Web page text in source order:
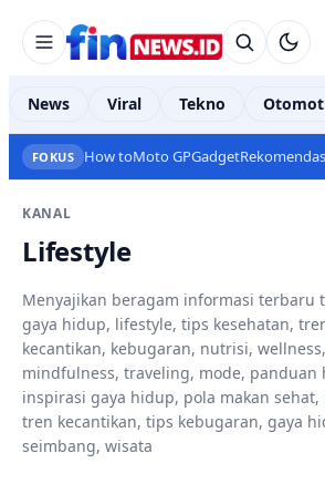
News Viral Tekno
FOKUS How toMoto GPGadget
KANAL
Lifestyle
Menyajikan beragam informasi terbaru
gaya hidup, lifestyle, tips kesehatan,
kecantikan, kebugaran, nutrisi,
mindfulness, traveling, mode, panduan
inspirasi gaya hidup, pola makan
tren kecantikan, tips kebugaran, gaya
seimbang, wisata